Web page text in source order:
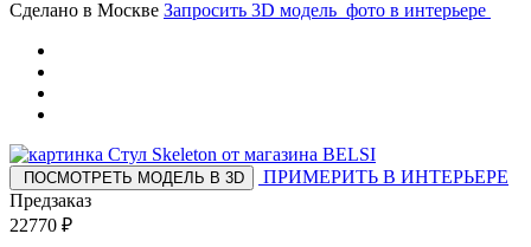
Сделано в Москве Запросить 3D модель фото в интерьере
ПОСМОТРЕТЬ МОДЕЛЬ В 3D
ПРИМЕРИТЬ В ИНТЕРЬЕРЕ
Предзаказ
22770 ₽